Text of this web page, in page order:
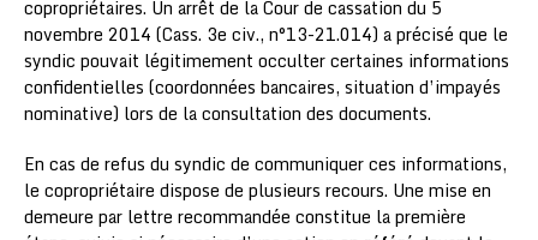
copropriétaires. Un arrêt de la Cour de cassation du 5
novembre 2014 (Cass. 3e civ., n°13-21.014) a précisé que le
syndic pouvait légitimement occulter certaines informations
confidentielles (coordonnées bancaires, situation d’impayés
nominative) lors de la consultation des documents.
En cas de refus du syndic de communiquer ces informations,
le copropriétaire dispose de plusieurs recours. Une mise en
demeure par lettre recommandée constitue la première